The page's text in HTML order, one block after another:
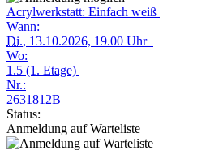
Acrylwerkstatt: Einfach weiß
Wann:
Di., 13.10.2026, 19.00 Uhr
Wo:
1.5 (1. Etage)
Nr.:
2631812B
Status:
Anmeldung auf Warteliste